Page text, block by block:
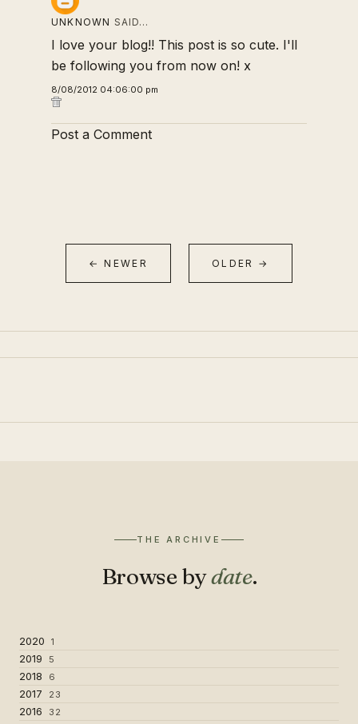
UNKNOWN SAID…
I love your blog!! This post is so cute. I'll
be following you from now on! x
8/08/2012 04:06:00 pm
Post a Comment
← NEWER OLDER →
THE ARCHIVE
Browse bydate.
2020 1
2019 5
2018 6
2017 23
2016 32